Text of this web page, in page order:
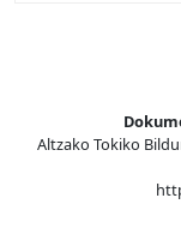
Altzako Tokiko